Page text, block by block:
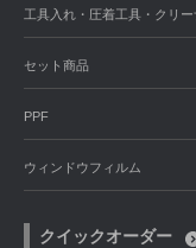
工具入れ・圧着工具・クリー
セット商品
PPF
ウィンドウフィルム
クイックオーダー